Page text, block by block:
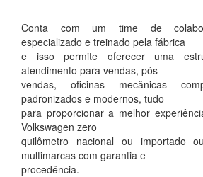
Conta com um time de
especializado e treinado pela fábrica
e isso permite oferecer uma
atendimento para vendas, pós-
vendas, oficinas mecânicas
padronizados e modernos, tudo
para proporcionar a melhor
Volkswagen zero
quilômetro nacional ou importado
multimarcas com garantia e
procedência.